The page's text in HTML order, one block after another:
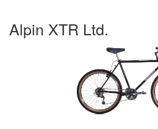
Alpin XTR Ltd.